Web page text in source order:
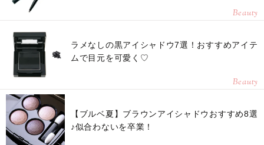
Beauty
ラメなしの黒アイシャドウ7選！おすすめアイテ
ムで目元を可愛く♡
Beauty
【ブルベ夏】ブラウンアイシャドウおすすめ8選
♪似合わないを卒業！